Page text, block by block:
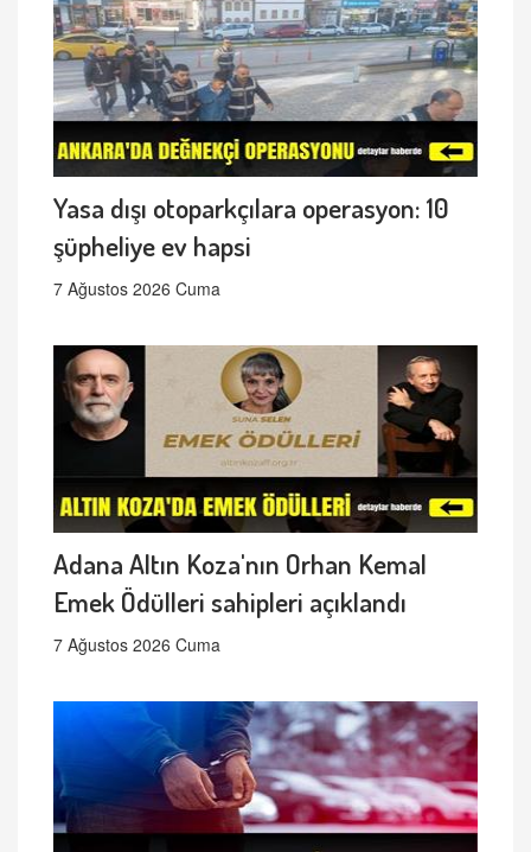
Yasa dışı otoparkçılara operasyon: 10
şüpheliye ev hapsi
7 Ağustos 2026 Cuma
Adana Altın Koza'nın Orhan Kemal
Emek Ödülleri sahipleri açıklandı
7 Ağustos 2026 Cuma